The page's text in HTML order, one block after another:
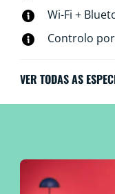
Wi-Fi +
Controlo
VER TODAS AS